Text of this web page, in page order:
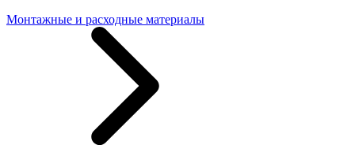
Монтажные и расходные материалы